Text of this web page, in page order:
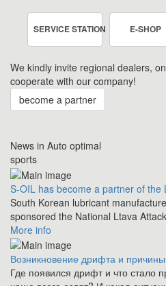
SERVICE STATION E-SHOP
We kindly invite regional dealers,
cooperate with our company!
become a partner
News in Auto optimal
sports
S-OIL has become a partner of the
South Korean lubricant
sponsored the National Ltava
More info
Возникновение дрифта и
Где появился дрифт и что стало